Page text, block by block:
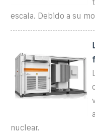
escala. Debido a su
nuclear.